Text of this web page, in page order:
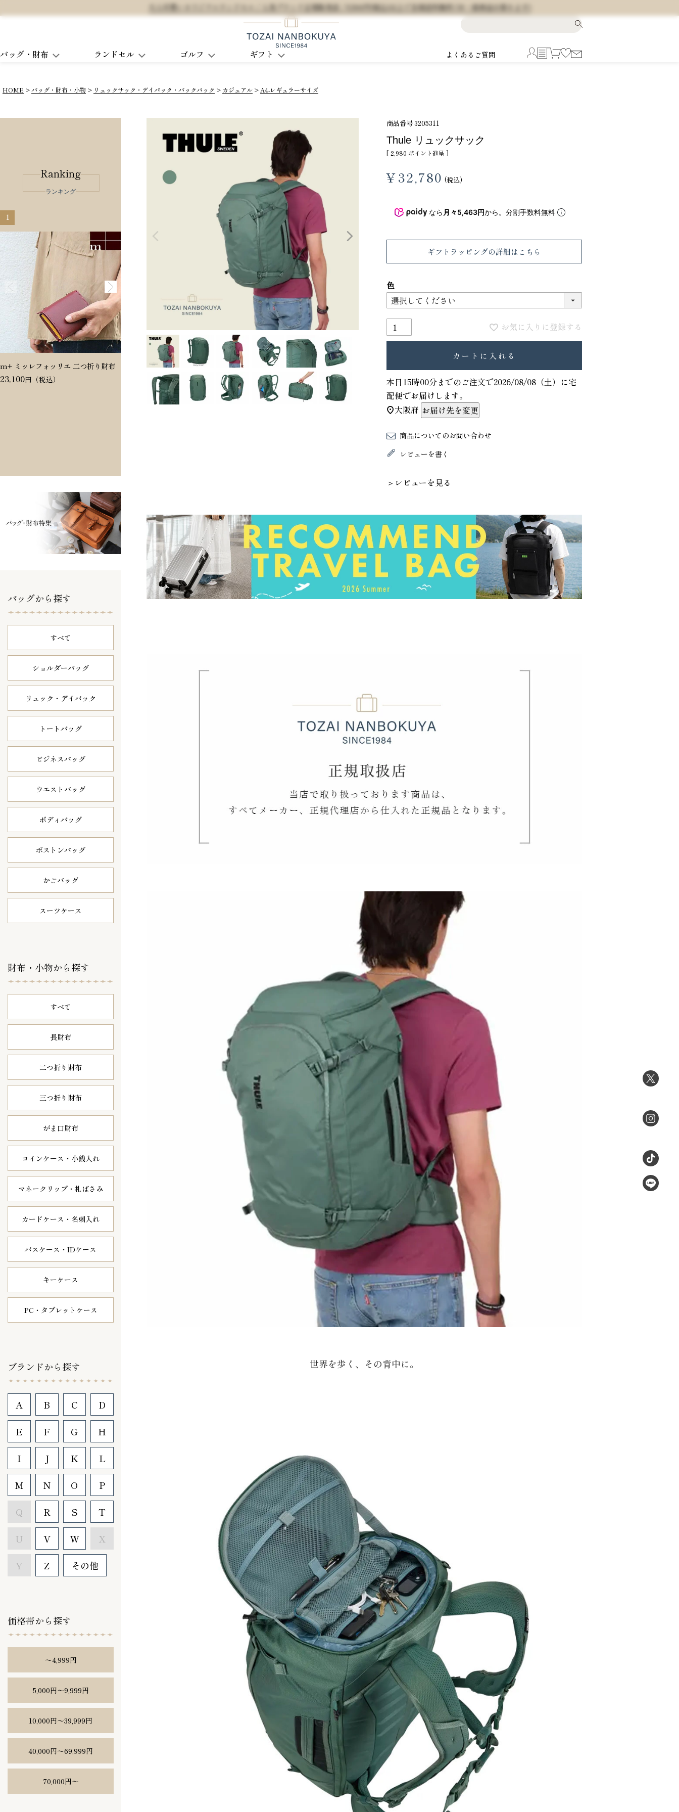
大人可愛いオリジナルランドセル / 人気ブランド正規販売店 / 5,500円(税込)以上で全国送料無料 (※一部商品を除きます)
バッグ・財布 ランドセル ゴルフ ギフト よくあるご質問
HOME バッグ・財布・小物 リュックサック・デイパック・バックパック カジュアル A4-レギュラーサイズ
Ranking
ランキング
1
m+ ミッレフォッリエ 二つ折り財布
23,100
Dakota ヴィタミーナ 二つ折り財布
20,350
3
PORTER ポーター ウィロー ウエス
トバッグ
25,300
GRIMM LAB アルファベット スエ
ード巾着
8,800
5
トバッグ
バッグから探す
すべて
ショルダーバッグ
リュック・ デイパック
トートバッグ
ビジネスバッグ
ウエストバッグ
ボディバッグ
ボストンバッグ
かごバッグ
スーツケース
財布・小物から探す
すべて
長財布
二つ折り財布
三つ折り財布
がま口財布
コインケース・ 小銭入れ
マネークリップ・ 札ばさみ
カードケース・ 名刺入れ
パスケース・ IDケース
キーケース
PC・タブレット ケース
ブランドから探す
A B C D
E F G H
I J K L
M N O P
Q R S T
U V W X
Y Z その他
価格帯から探す
〜4,999円
5,000円〜9,999円
10,000円〜39,999円
40,000円〜69,999円
70,000円〜
商品番号3205311
Thule リュックサック
[ 2,980 ポイント進呈 ]
¥32,780 税込
なら 月々5,463円から。分割手数料無料
ギフトラッピングの詳細はこちら
色
お気に入りに登録する
カートに入れる
本日 15時00分までのご注文で2026/08/08（土） に宅
配便でお届けします。
大阪府 お届け先を変更
商品についてのお問い合わせ
レビューを書く
＞レビューを見る
世界を歩く、その背中に。